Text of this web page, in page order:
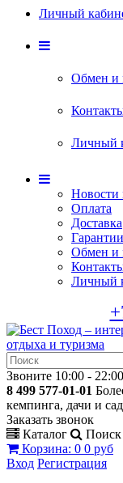
Личный
Обмен и
Личный
Новости
Оплата
Доставка
Гарантии
Обмен и
Личный
Звоните 10:00 - 22:00
8 499 577-01-01
кемпинга, дачи и
Заказать звонок
Каталог
Поиск
Корзина: 0 0 руб
Вход Регистрация